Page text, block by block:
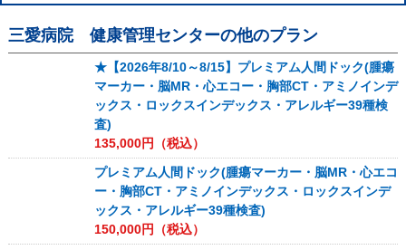
三愛病院 健康管理センターの他のプラン
★【2026年8/10～8/15】プレミアム人間ドック(腫瘍
マーカー・脳MR・心エコー・胸部CT・アミノインデ
ックス・ロックスインデックス・アレルギー39種検
査)
135,000円（税込）
プレミアム人間ドック(腫瘍マーカー・脳MR・心エコ
ー・胸部CT・アミノインデックス・ロックスインデ
ックス・アレルギー39種検査)
150,000円（税込）